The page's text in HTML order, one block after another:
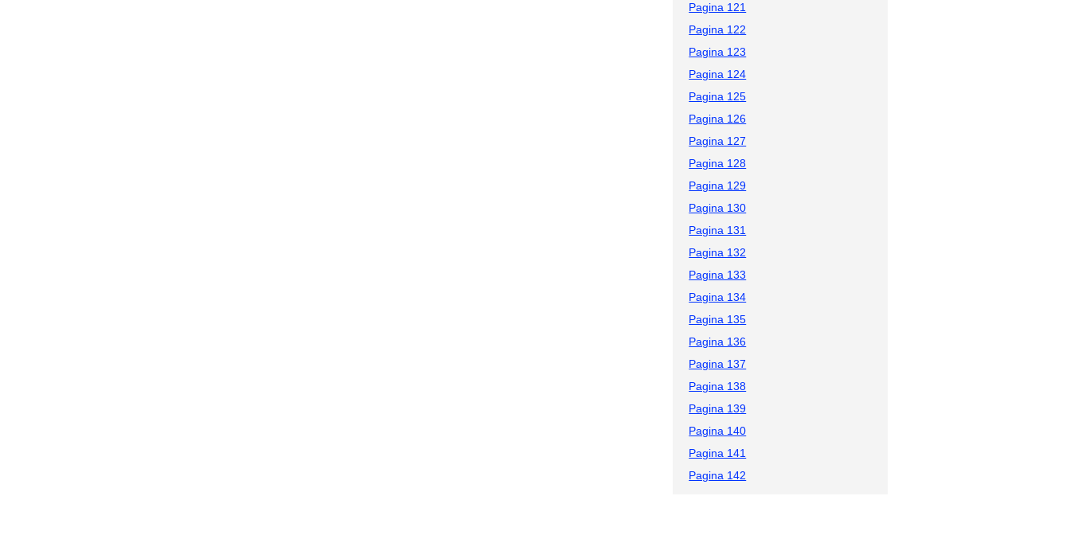
Pagina 121
Pagina 122
Pagina 123
Pagina 124
Pagina 125
Pagina 126
Pagina 127
Pagina 128
Pagina 129
Pagina 130
Pagina 131
Pagina 132
Pagina 133
Pagina 134
Pagina 135
Pagina 136
Pagina 137
Pagina 138
Pagina 139
Pagina 140
Pagina 141
Pagina 142